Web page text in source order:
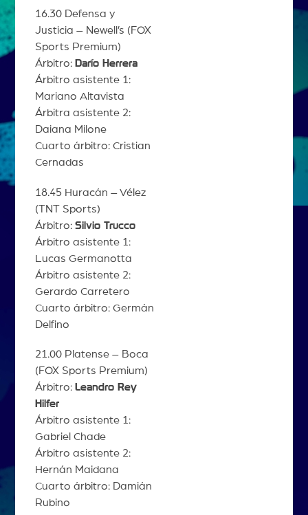
16.30 Defensa y
Justicia – Newell’s (FOX
Sports Premium)
Árbitro: Darío Herrera
Árbitro asistente 1:
Mariano Altavista
Árbitra asistente 2:
Daiana Milone
Cuarto árbitro: Cristian
Cernadas
18.45 Huracán – Vélez
(TNT Sports)
Árbitro: Silvio Trucco
Árbitro asistente 1:
Lucas Germanotta
Árbitro asistente 2:
Gerardo Carretero
Cuarto árbitro: Germán
Delfino
21.00 Platense – Boca
(FOX Sports Premium)
Árbitro: Leandro Rey
Hilfer
Árbitro asistente 1:
Gabriel Chade
Árbitro asistente 2:
Hernán Maidana
Cuarto árbitro: Damián
Rubino